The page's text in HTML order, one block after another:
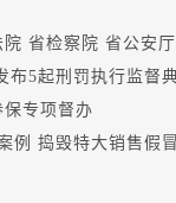
省检察院 省公安
布5起刑罚执行监督
专项督办
例 捣毁特大销售假